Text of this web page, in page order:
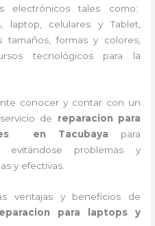
electrónicos tales como:
laptop, celulares y Tablet,
formas y colores,
tecnológicos para la
conocer y contar con un
de reparacion para
en Tacubaya para
evitándose problemas y
y efectivas.
ventajas y beneficios de
para laptops y